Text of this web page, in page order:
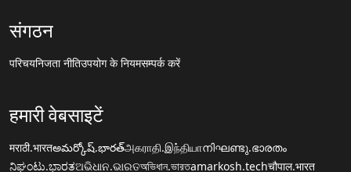
संगठन
परिचयनिजता नीतिउपयोग के नियमसम्पर्क करें
हमारी वेबसाइटें
मराठी.भारतఅమర్కోష్.భారత్அகராதி.இந்தியாനിഘണ്ടു.ഭാരതം
ನಿಘಂಟು.ಭಾರತଅଭିଧାନ.ଭାରତঅভিধান.ভারতamarkosh.techचौपाल.भारत